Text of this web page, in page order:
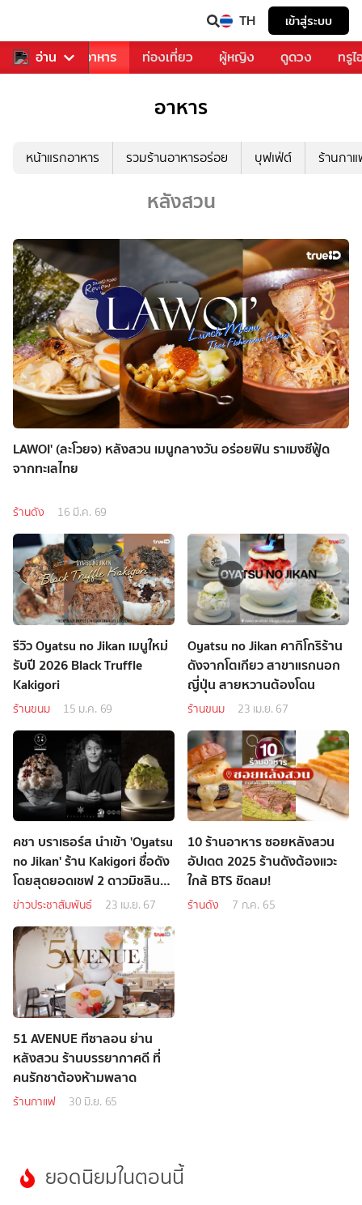
TH เข้าสู่ระบบ
อ่าน
การเพลง อาหาร ท่องเที่ยว ผู้หญิง ดูดวง ทรู
อาหาร
หน้าแรกอาหาร รวมร้านอาหารอร่อย บุฟเฟ่ต์ ร้านกา
หลังสวน
LAWOI' (ละโวยจ) หลังสวน เมนูกลางวัน อร่อยฟิน ราเมงซีฟู้ด
จากทะเลไทย
ร้านดัง 16 มี.ค. 69
รีวิว Oyatsu no Jikan เมนูใหม่
รับปี 2026 Black Truffle
Kakigori
ร้านขนม 15 ม.ค. 69
Oyatsu no Jikan คากิโกริร้าน
ดังจากโตเกียว สาขาแรกนอก
ญี่ปุ่น สายหวานต้องโดน
ร้านขนม 23 เม.ย. 67
คชา บราเธอร์ส นำเข้า 'Oyatsu
no Jikan' ร้าน Kakigori ชื่อดัง
โดยสุดยอดเชฟ 2 ดาวมิชลิน
จากโตเกียว สาขาแรกนอก
ข่าวประชาสัมพันธ์ 23 เม.ย. 67
10 ร้านอาหาร ซอยหลังสวน
อัปเดต 2025 ร้านดังต้องแวะ
ใกล้ BTS ชิดลม!
ร้านดัง 7 ก.ค. 65
51 AVENUE ทีซาลอน ย่าน
หลังสวน ร้านบรรยากาศดี ที่
คนรักชาต้องห้ามพลาด
ร้านกาแฟ 30 มิ.ย. 65
ยอดนิยมในตอนนี้